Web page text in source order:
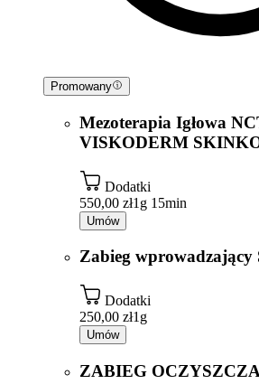
Promowany
Mezoterapia Igłowa
VISKODERM
Dodatki
550,00 zł1g 15min
Umów
Zabieg
Dodatki
250,00 zł1g
Umów
ZABIEG